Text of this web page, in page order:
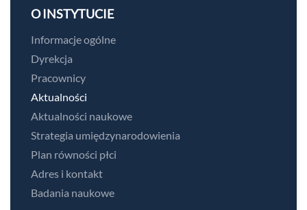
O INSTYTUCIE
Informacje ogólne
Dyrekcja
Pracownicy
Aktualności
Aktualności naukowe
Strategia umiędzynarodowienia
Plan równości płci
Adres i kontakt
Badania naukowe